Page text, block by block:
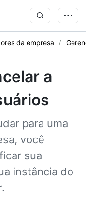
da empresa
a
para uma
você
sua
instância do